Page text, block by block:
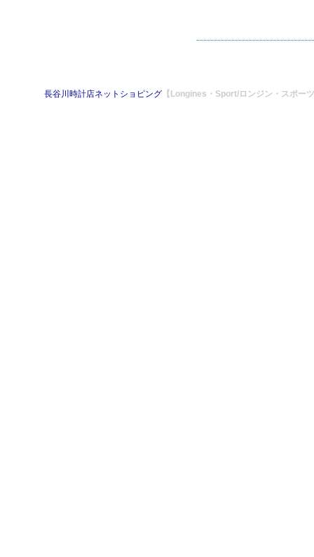
長谷川時計店ネットショピング 【Longines・Sport/ロンジン・スポー